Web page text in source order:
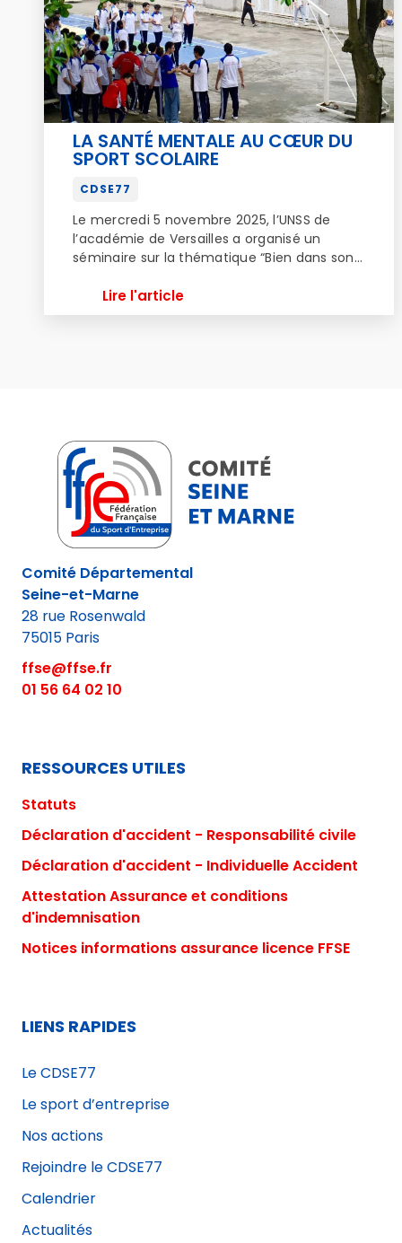
LA SANTÉ MENTALE AU CŒUR DU
SPORT SCOLAIRE
CDSE77
Le mercredi 5 novembre 2025, l’UNSS de
l’académie de Versailles a organisé un
séminaire sur la thématique “Bien dans son
Lire l'article
Comité Départemental
Seine-et-Marne
28 rue Rosenwald
75015 Paris
ffse@ffse.fr
01 56 64 02 10
RESSOURCES UTILES
Statuts
Déclaration d'accident - Responsabilité civile
Déclaration d'accident - Individuelle Accident
Attestation Assurance et conditions
d'indemnisation
Notices informations assurance licence FFSE
LIENS RAPIDES
Le CDSE77
Le sport d’entreprise
Nos actions
Rejoindre le CDSE77
Calendrier
Actualités